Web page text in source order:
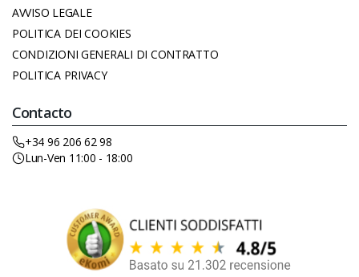
AVVISO LEGALE
POLITICA DEI COOKIES
CONDIZIONI GENERALI DI CONTRATTO
POLITICA PRIVACY
Contacto
+34 96 206 62 98
Lun-Ven 11:00 - 18:00